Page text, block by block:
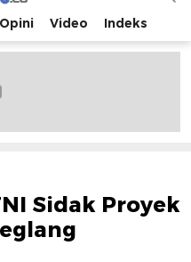
bagi pembaca
Opini Video Indeks
Sidak Proyek